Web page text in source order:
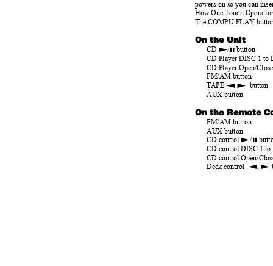
powers on so you can
How One Touch
The COMPU PLAY
On the Unit
CD £/8button
CD Player DISC 1 to
CD Player Open/
FM/AM button
TAPE ™ £ button
AUX button
On the Remote
FM/AM button
AUX button
CD control£/8
CD control DISC 1
CD control Open/
Deck control ™,£